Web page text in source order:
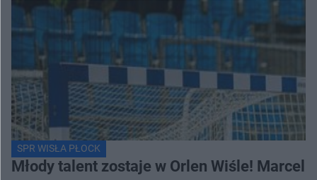
SPR WISŁA PŁOCK
Młody talent zostaje w Orlen Wiśle! Marcel